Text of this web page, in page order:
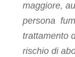
maggiore,
persona
trattamento
rischio di